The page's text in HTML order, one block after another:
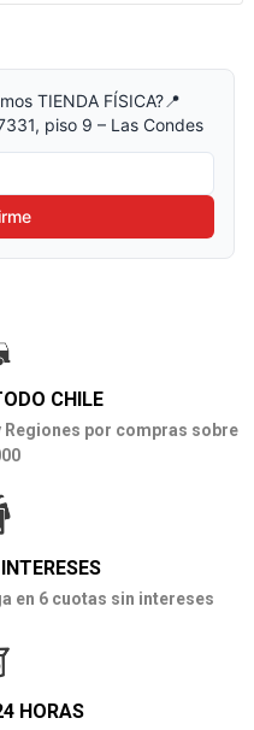
TIENDA FÍSICA?📍
piso 9 – Las Condes
CHILE
Regiones por compras sobre
en 6 cuotas sin intereses
HORAS